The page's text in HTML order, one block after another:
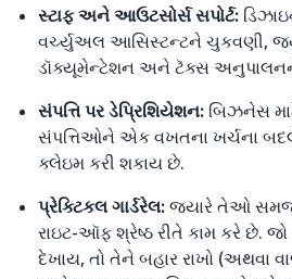
સ્ટાફ અને આઉટસોર્સ સપોર્ટ:
વર્ચ્યુઅલ આસિસ્ટન્ટને ચુકવણી,
ડૉક્યૂમેન્ટેશન અને ટૅક્સ
સંપત્તિ પર ડેપ્રિશિયેશન: બિઝનેસ
સંપત્તિઓને એક વખતના ખર્ચના બદલે
ક્લેઇમ કરી શકાય છે.
પ્રેક્ટિકલ ગાર્ડરેલ: જ્યારે તેઓ
રાઇટ-ઑફ શ્રેષ્ઠ રીતે કામ કરે છે.
દેખાય, તો તેને બહાર રાખો (અથવા